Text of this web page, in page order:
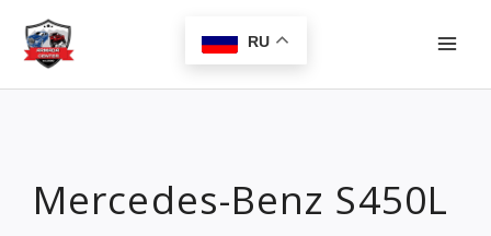
Перейти
содержимому
RU
Mercedes-Benz S450L